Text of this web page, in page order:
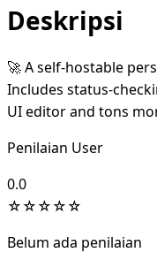
Deskripsi
🚀 A self-hostable
Includes status-
UI editor and tons
Penilaian User
0.0
☆☆☆☆☆
Belum ada penilaian